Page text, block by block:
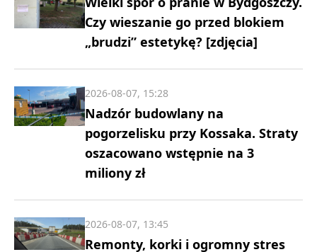
Czy wieszanie go przed blokiem
„brudzi” estetykę? [zdjęcia]
Nadzór budowlany na
pogorzelisku przy Kossaka. Straty
oszacowano wstępnie na 3
miliony zł
2026-08-07, 15:28
Remonty, korki i ogromny stres
2026-08-07, 13:45